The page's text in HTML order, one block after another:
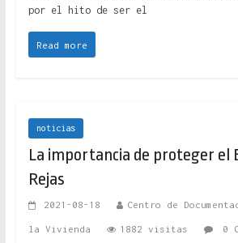
por el hito de ser el
Read more
noticias
La importancia de proteger el
Rejas
2021-08-18 Centro de
la Vivienda 1882 visitas 0